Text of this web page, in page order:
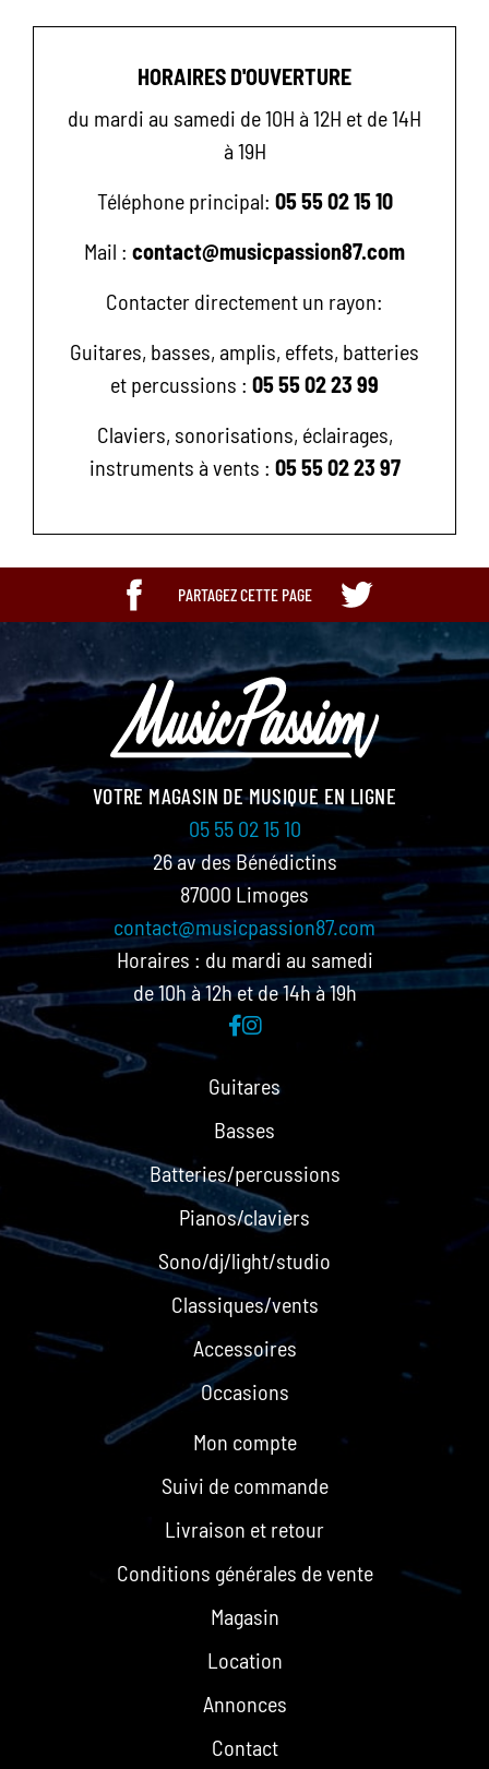
HORAIRES D'OUVERTURE
du mardi au samedi de 10H à 12H et de 14H
à 19H
Téléphone principal: 05 55 02 15 10
Mail : contact@musicpassion87.com
Contacter directement un rayon:
Guitares, basses, amplis, effets, batteries
et percussions : 05 55 02 23 99
Claviers, sonorisations, éclairages,
instruments à vents : 05 55 02 23 97
PARTAGEZ CETTE PAGE
Guitares
Basses
Batteries/percussions
Pianos/claviers
Sono/dj/light/studio
Classiques/vents
Accessoires
Occasions
VOTRE MAGASIN DE MUSIQUE EN LIGNE
05 55 02 15 10
26 av des Bénédictins
87000 Limoges
contact@musicpassion87.com
Horaires : du mardi au samedi
de 10h à 12h et de 14h à 19h
Mon compte
Suivi de commande
Livraison et retour
Conditions générales de vente
Magasin
Location
Annonces
Contact